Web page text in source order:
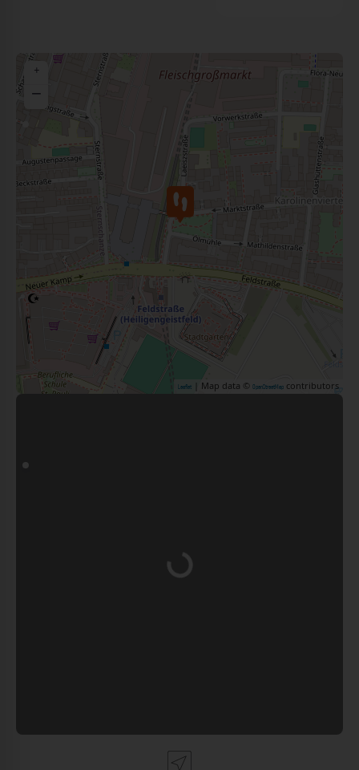
+
−
Leaflet | Map data © OpenStreetMap contributors
Wird geladen …